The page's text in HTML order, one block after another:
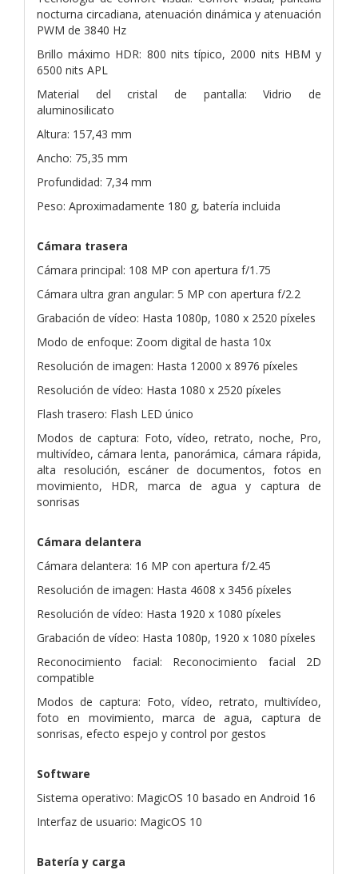
nocturna circadiana, atenuación dinámica y atenuación
PWM de 3840 Hz
Brillo máximo HDR: 800 nits típico, 2000 nits HBM y
6500 nits APL
Material del cristal de pantalla: Vidrio de
aluminosilicato
Altura: 157,43 mm
Ancho: 75,35 mm
Profundidad: 7,34 mm
Peso: Aproximadamente 180 g, batería incluida
Cámara trasera
Cámara principal: 108 MP con apertura f/1.75
Cámara ultra gran angular: 5 MP con apertura f/2.2
Grabación de vídeo: Hasta 1080p, 1080 x 2520 píxeles
Modo de enfoque: Zoom digital de hasta 10x
Resolución de imagen: Hasta 12000 x 8976 píxeles
Resolución de vídeo: Hasta 1080 x 2520 píxeles
Flash trasero: Flash LED único
Modos de captura: Foto, vídeo, retrato, noche, Pro,
multivídeo, cámara lenta, panorámica, cámara rápida,
alta resolución, escáner de documentos, fotos en
movimiento, HDR, marca de agua y captura de
sonrisas
Cámara delantera
Cámara delantera: 16 MP con apertura f/2.45
Resolución de imagen: Hasta 4608 x 3456 píxeles
Resolución de vídeo: Hasta 1920 x 1080 píxeles
Grabación de vídeo: Hasta 1080p, 1920 x 1080 píxeles
Reconocimiento facial: Reconocimiento facial 2D
compatible
Modos de captura: Foto, vídeo, retrato, multivídeo,
foto en movimiento, marca de agua, captura de
sonrisas, efecto espejo y control por gestos
Software
Sistema operativo: MagicOS 10 basado en Android 16
Interfaz de usuario: MagicOS 10
Batería y carga